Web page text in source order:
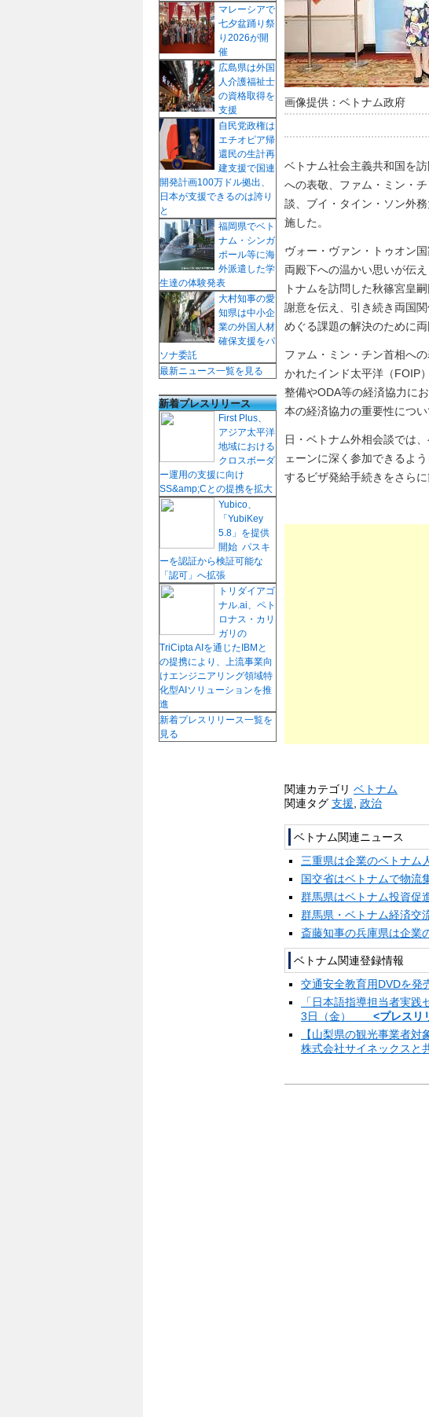
画像提供：ベトナム政府
ベトナム社会主義共和国を
への表敬、ファム・ミン・
談、ブイ・タイン・ソン外
施した。
ヴォー・ヴァン・トゥオン
両殿下への温かい思いが伝
トナムを訪問した秋篠宮皇
謝意を伝え、引き続き両国
めぐる課題の解決のために
ファム・ミン・チン首相へ
かれたインド太平洋（FOIP
整備やODA等の経済協力に
本の経済協力の重要性につい
日・ベトナム外相会談では
ェーンに深く参加できるよ
するビザ発給手続きをさらに
関連カテゴリ ベトナム
関連タグ 支援 政治
ベトナム関連ニュース
三重県は企業のベトナム
国交省はベトナムで物流
群馬県はベトナム投資促
群馬県・ベトナム経済交
斎藤知事の兵庫県は企業
ベトナム関連登録情報
交通安全教育用DVDを
「日本語指導担当者実
3日（金） <プレスリ
【山梨県の観光事業者
株式会社サイネックスと
マレーシアで
七夕盆踊り祭
り2026が開
催
広島県は外国
人介護福祉士
の資格取得を
支援
自民党政権は
エチオピア帰
還民の生計再
建支援で国連
開発計画100万ドル拠出、
日本が支援できるのは誇り
と
福岡県でベト
ナム・シンガ
ポール等に海
外派遣した学
生達の体験発表
大村知事の愛
知県は中小企
業の外国人材
確保支援をパ
ソナ委託
最新ニュース一覧を見る
新着プレスリリース
First Plus、
アジア太平洋
地域における
クロスボーダ
ー運用の支援に向け
SS&amp;Cとの提携を拡大
Yubico、
「YubiKey
5.8」を提供
開始 パスキ
ーを認証から検証可能な
「認可」へ拡張
トリダイアゴ
ナル.ai、ペト
ロナス・カリ
ガリの
TriCipta AIを通じたIBMと
の提携により、上流事業向
けエンジニアリング領域特
化型AIソリューションを推
進
新着プレスリリース一覧を
見る